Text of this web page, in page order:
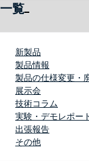
一覧
新製品
製品情報
製品の仕様変更・
展示会
技術コラム
実験・デモレポー
出張報告
その他